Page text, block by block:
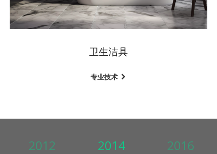
卫生洁具
专业技术
2012 2014 2016